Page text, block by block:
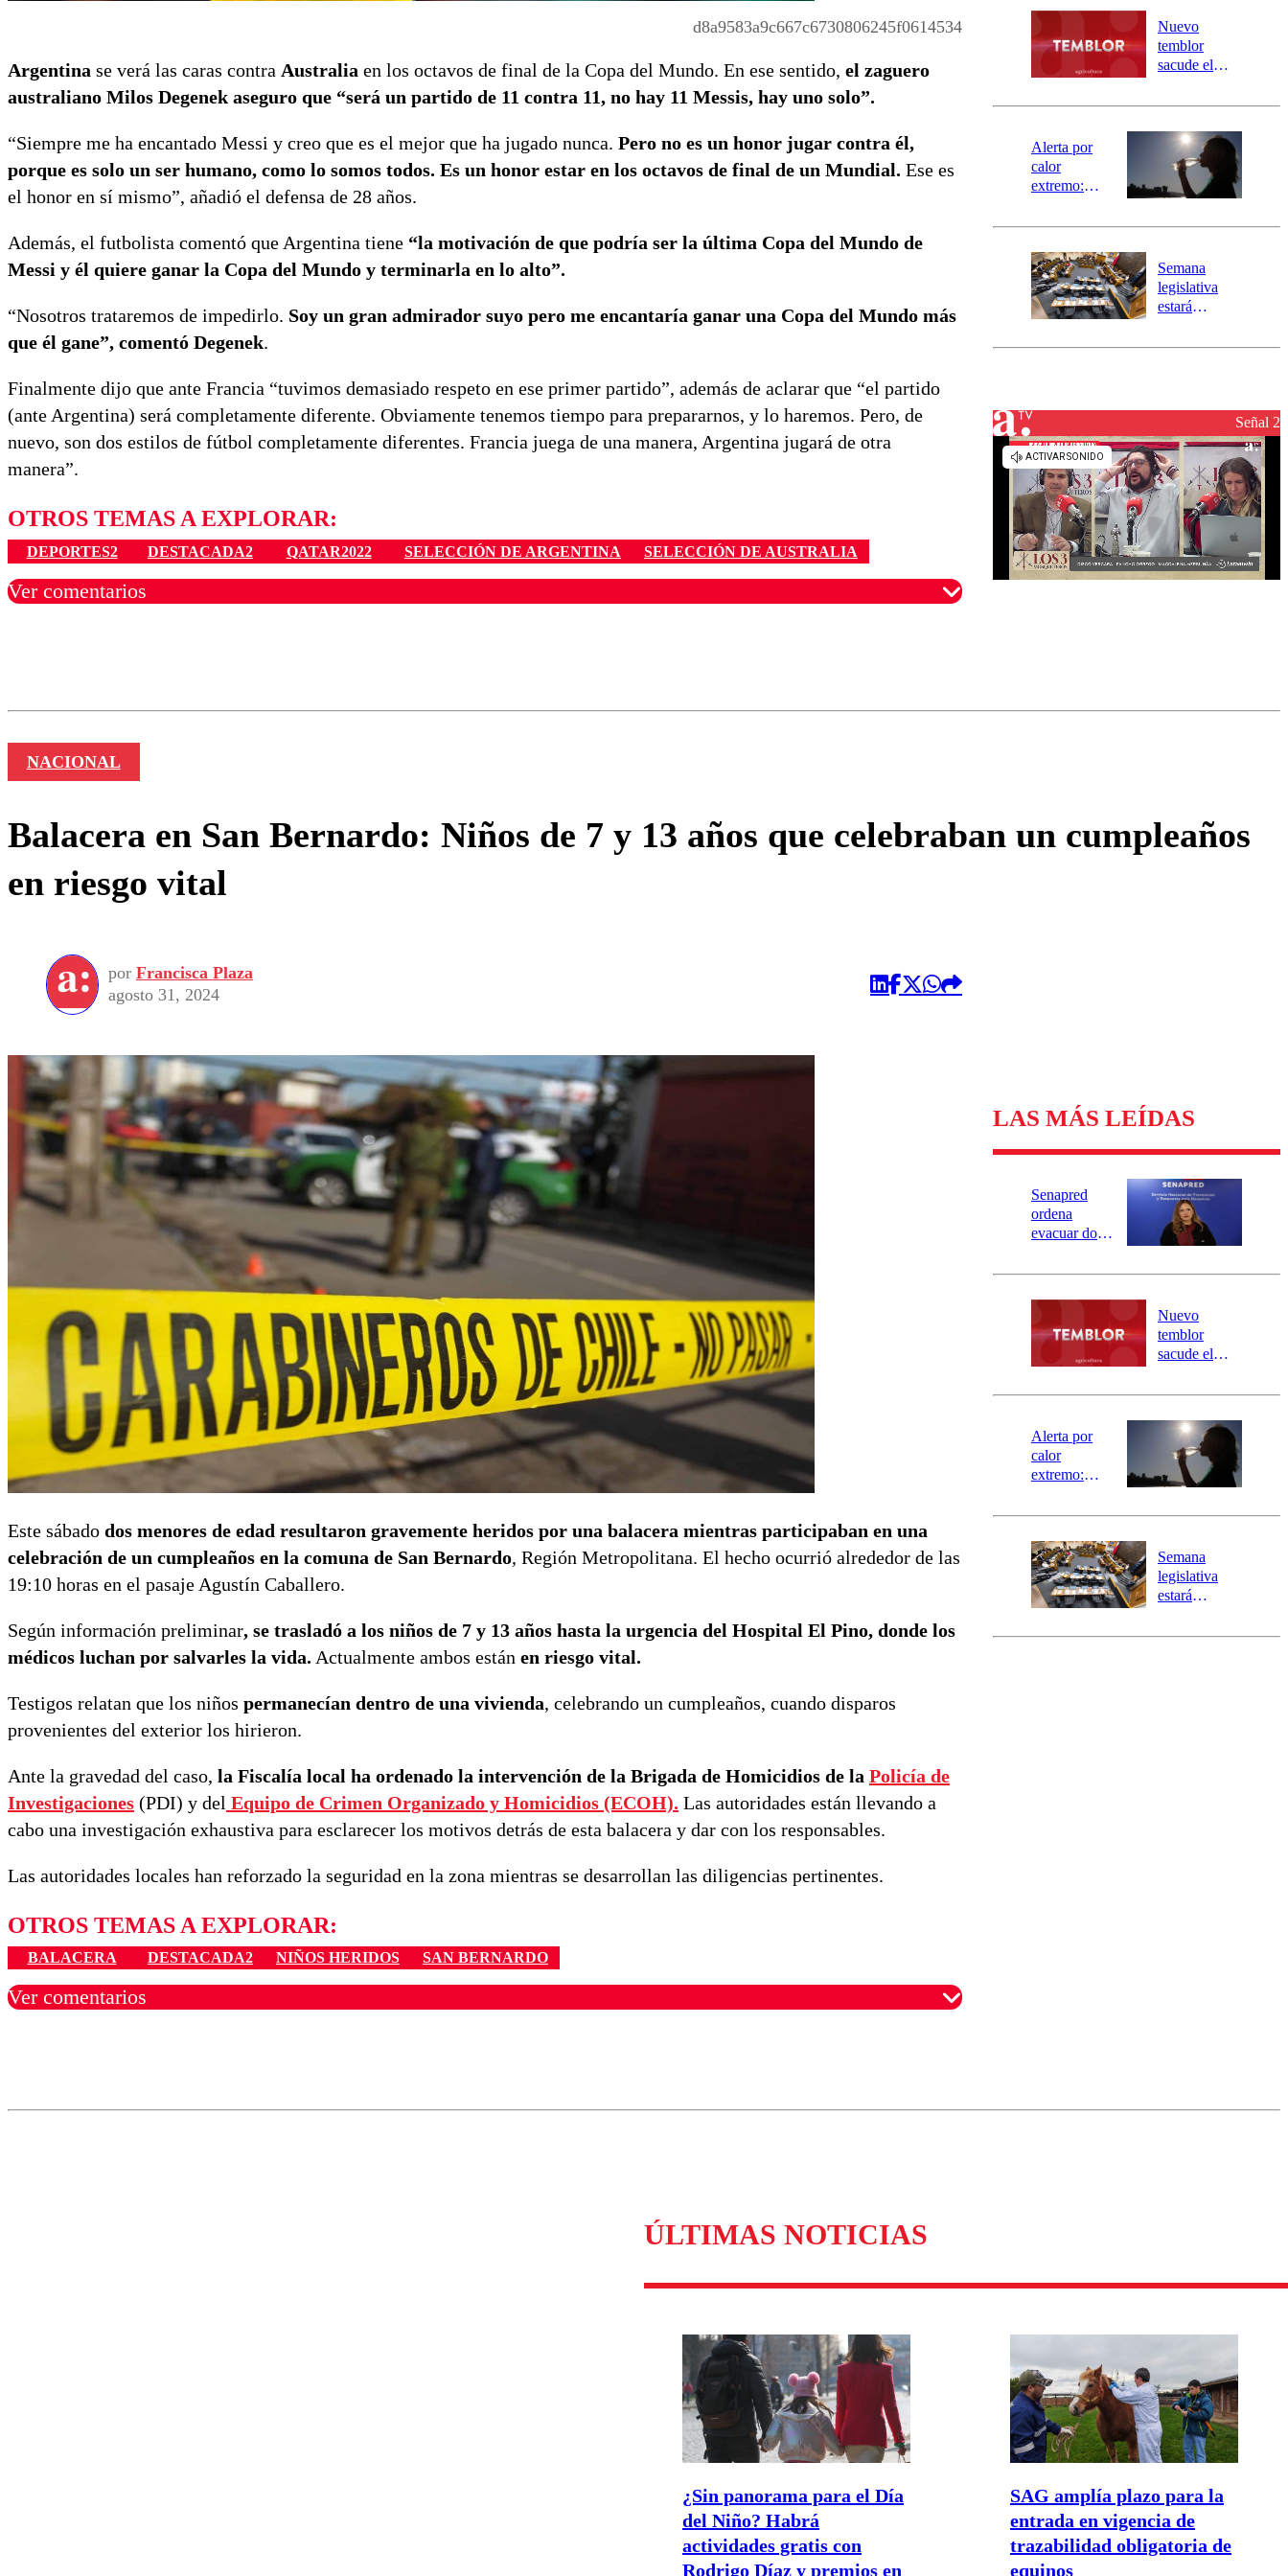
d8a9583a9c667c6730806245f0614534
Argentina se verá las caras contra Australia en los octavos de final de la Copa del Mundo. En ese sentido, el zaguero
australiano Milos Degenek aseguro que “será un partido de 11 contra 11, no hay 11 Messis, hay uno solo”.
“Siempre me ha encantado Messi y creo que es el mejor que ha jugado nunca. Pero no es un honor jugar contra él,
porque es solo un ser humano, como lo somos todos. Es un honor estar en los octavos de final de un Mundial. Ese es
el honor en sí mismo”, añadió el defensa de 28 años.
Además, el futbolista comentó que Argentina tiene “la motivación de que podría ser la última Copa del Mundo de
Messi y él quiere ganar la Copa del Mundo y terminarla en lo alto”.
“Nosotros trataremos de impedirlo. Soy un gran admirador suyo pero me encantaría ganar una Copa del Mundo más
que él gane”, comentó Degenek.
Finalmente dijo que ante Francia “tuvimos demasiado respeto en ese primer partido”, además de aclarar que “el partido
(ante Argentina) será completamente diferente. Obviamente tenemos tiempo para prepararnos, y lo haremos. Pero, de
nuevo, son dos estilos de fútbol completamente diferentes. Francia juega de una manera, Argentina jugará de otra
manera”.
OTROS TEMAS A EXPLORAR:
DEPORTES2 DESTACADA2 QATAR2022 SELECCIÓN DE ARGENTINA SELECCIÓN DE AUSTRALIA
Ver comentarios
río Damas:
activa
mensajería
SAE
Nuevo
temblor
sacude el
revisa la
epicentro
Alerta por
calor
extremo:
activa Alerta
Preventiva en
tres comunas
Semana
legislativa
estará
el fin de la
reconstrucciónSeñal 2
NACIONAL
Balacera en San Bernardo: Niños de 7 y 13 años que celebraban un cumpleaños
en riesgo vital
por Francisca Plaza
agosto 31, 2024
Este sábado dos menores de edad resultaron gravemente heridos por una balacera mientras participaban en una
celebración de un cumpleaños en la comuna de San Bernardo, Región Metropolitana. El hecho ocurrió alrededor de las
19:10 horas en el pasaje Agustín Caballero.
Según información preliminar, se trasladó a los niños de 7 y 13 años hasta la urgencia del Hospital El Pino, donde los
médicos luchan por salvarles la vida. Actualmente ambos están en riesgo vital.
Testigos relatan que los niños permanecían dentro de una vivienda, celebrando un cumpleaños, cuando disparos
provenientes del exterior los hirieron.
Ante la gravedad del caso, la Fiscalía local ha ordenado la intervención de la Brigada de Homicidios de la Policía de
Investigaciones (PDI) y del Equipo de Crimen Organizado y Homicidios (ECOH). Las autoridades están llevando a
cabo una investigación exhaustiva para esclarecer los motivos detrás de esta balacera y dar con los responsables.
Las autoridades locales han reforzado la seguridad en la zona mientras se desarrollan las diligencias pertinentes.
OTROS TEMAS A EXPLORAR:
BALACERA DESTACADA2 NIÑOS HERIDOS SAN BERNARDO
Ver comentarios
LAS MÁS LEÍDAS
Senapred
ordena
evacuar dos
Carahue por
río Damas:
activa
mensajería
SAE
Nuevo
temblor
sacude el
revisa la
epicentro
Alerta por
calor
extremo:
activa Alerta
Preventiva en
tres comunas
Semana
legislativa
estará
el fin de la
ÚLTIMAS NOTICIAS
¿Sin panorama para el Día
del Niño? Habrá
actividades gratis con
Rodrigo Díaz y premios en
SAG amplía plazo para la
entrada en vigencia de
trazabilidad obligatoria de
equinos